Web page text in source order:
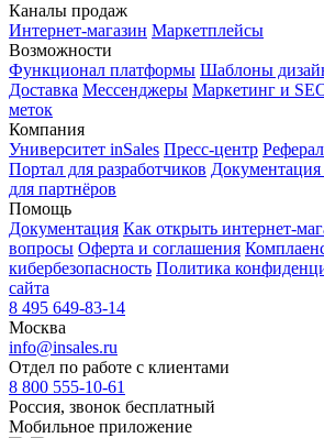
Каналы продаж
Интернет-магазин Маркетплейсы
Возможности
Функционал платформы Шаблоны
Доставка Мессенджеры Маркетинг и
меток
Компания
Университет inSales Пресс-центр
Портал для разработчиков
для партнёров
Помощь
Документация Как открыть интернет-
вопросы Оферта и соглашения
кибербезопасность Политика
сайта
8 495 649-83-14
Москва
info@insales.ru
Отдел по работе с клиентами
8 800 555-10-61
Россия, звонок бесплатный
Мобильное приложение